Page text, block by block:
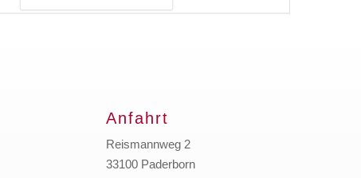
Anfahrt
Reismannweg 2
33100 Paderborn